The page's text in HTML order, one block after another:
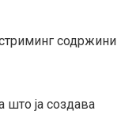
содржини
што ја создава